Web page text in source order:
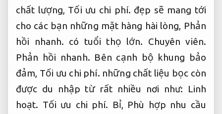
chất lượng, Tối ưu chi phí. đẹp sẽ mang tới
cho các bạn những mặt hàng hài lòng, Phản
hồi nhanh. có tuổi thọ lớn. Chuyên viên.
Phản hồi nhanh. Bên cạnh bộ khung bảo
đảm, Tối ưu chi phí. những chất liệu bọc còn
được du nhập từ rất nhiều nơi như: Linh
hoạt. Tối ưu chi phí. Bỉ, Phù hợp nhu cầu